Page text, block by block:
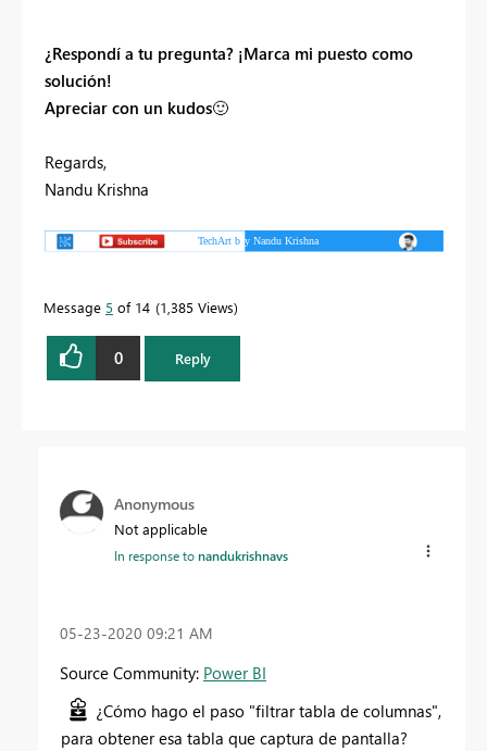
¿Respondí a tu pregunta? ¡Marca mi puesto como
solución!
Apreciar con un kudos🙂
Regards,
Nandu Krishna
Message 5 of 14 1,385 Views
0 Reply
Anonymous
Not applicable
In response tonandukrishnavs
‎05-23-2020 09:21 AM
Source Community: Power BI
¿Cómo hago el paso "filtrar tabla de columnas",
para obtener esa tabla que captura de pantalla?